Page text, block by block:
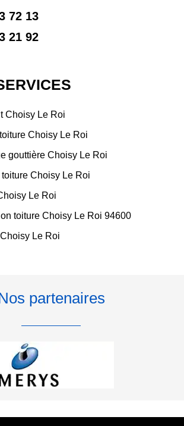
72 13
21 92
Choisy Le Roi
Choisy Le Roi
gouttière Choisy Le Roi
Choisy Le Roi
Le Roi
toiture Choisy Le Roi 94600
Le Roi
partenaires